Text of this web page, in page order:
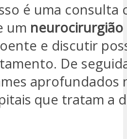
é uma consulta
um neurocirurgião
e discutir
De
aprofundados
que tratam a